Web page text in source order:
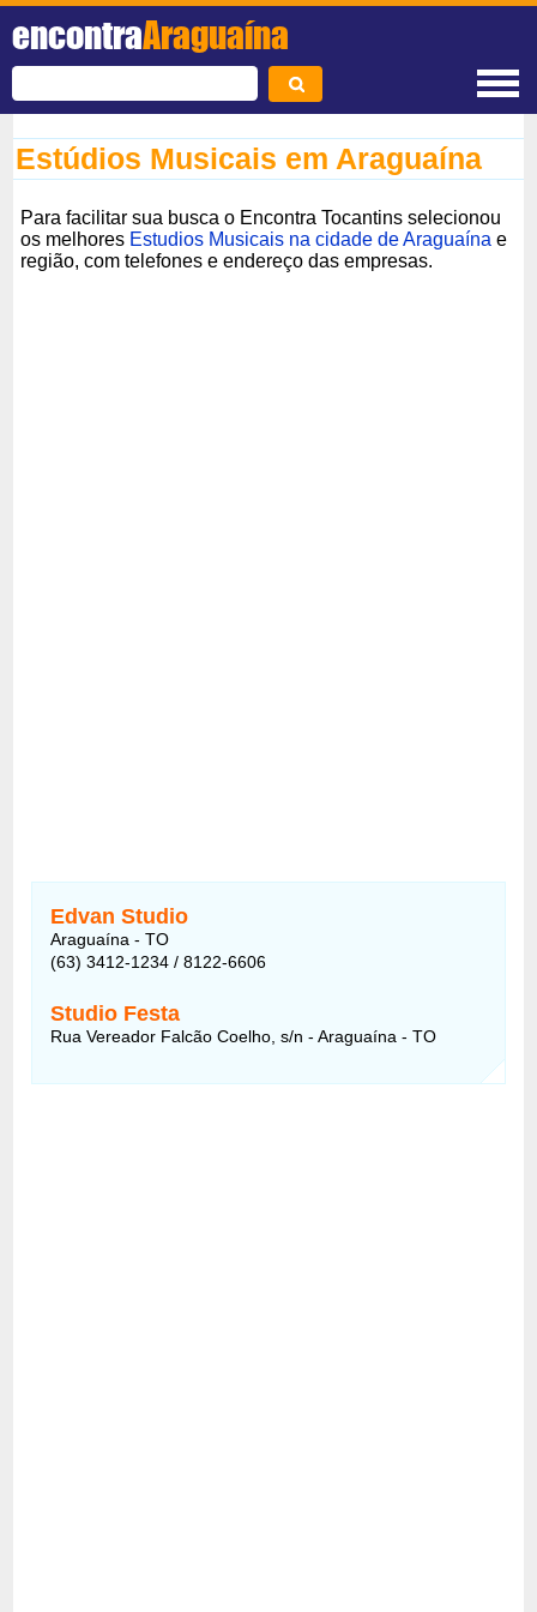
encontraAraguaína
Estúdios Musicais em Araguaína
Para facilitar sua busca o Encontra Tocantins selecionou
os melhores Estudios Musicais na cidade de Araguaína e
região, com telefones e endereço das empresas.
Edvan Studio
Araguaína - TO
(63) 3412-1234 / 8122-6606
Studio Festa
Rua Vereador Falcão Coelho, s/n - Araguaína - TO